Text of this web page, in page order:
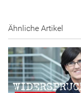
Ähnliche Artikel